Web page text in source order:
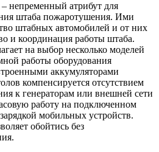
непременный атрибут для
штаба пожаротушения. Ими
штабных автомобилей и от них
и координация работы штаба.
на выбор несколько моделей
работы оборудования
аккумуляторами
компенсируется отсутствием
к генераторам или внешней сети
работу на подключенном
мобильных устройств.
обойтись без